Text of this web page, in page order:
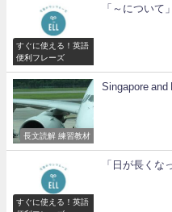
すぐに使える！英語
便利フレーズ
「～について
長文読解 練習教材
Singapore and
すぐに使える！英語
「日が長くな